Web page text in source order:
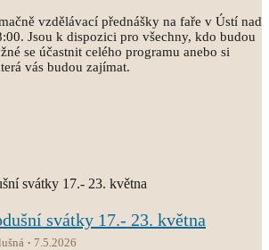
vzdělávací přednášky na faře v Ústí nad
Jsou k dispozici pro všechny, kdo budou
se účastnit celého programu anebo si
vás budou zajímat.
svátky 17.- 23. května
7.5.2026